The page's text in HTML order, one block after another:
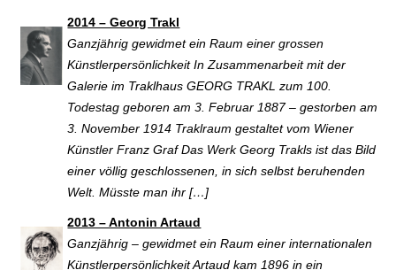
2014 – Georg Trakl
Ganzjährig gewidmet ein Raum einer grossen
Künstlerpersönlichkeit In Zusammenarbeit mit der
Galerie im Traklhaus GEORG TRAKL zum 100.
Todestag geboren am 3. Februar 1887 – gestorben am
3. November 1914 Traklraum gestaltet vom Wiener
Künstler Franz Graf Das Werk Georg Trakls ist das Bild
einer völlig geschlossenen, in sich selbst beruhenden
Welt. Müsste man ihr […]
2013 – Antonin Artaud
Ganzjährig – gewidmet ein Raum einer internationalen
Künstlerpersönlichkeit Artaud kam 1896 in ein